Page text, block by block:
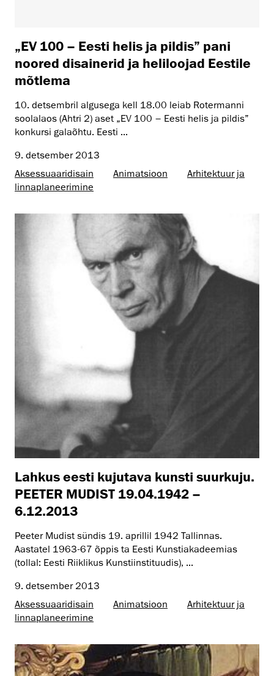
„EV 100 – Eesti helis ja pildis” pani
noored disainerid ja heliloojad Eestile
mõtlema
10. detsembril algusega kell 18.00 leiab Rotermanni
soolalaos (Ahtri 2) aset „EV 100 – Eesti helis ja pildis”
konkursi galaõhtu. Eesti ...
9. detsember 2013
Aksessuaaridisain
Animatsioon
Arhitektuur ja
linnaplaneerimine
Lahkus eesti kujutava kunsti suurkuju.
PEETER MUDIST 19.04.1942 –
6.12.2013
Peeter Mudist sündis 19. aprillil 1942 Tallinnas.
Aastatel 1963-67 õppis ta Eesti Kunstiakadeemias
(tollal: Eesti Riiklikus Kunstiinstituudis), ...
9. detsember 2013
Aksessuaaridisain
Animatsioon
Arhitektuur ja
linnaplaneerimine